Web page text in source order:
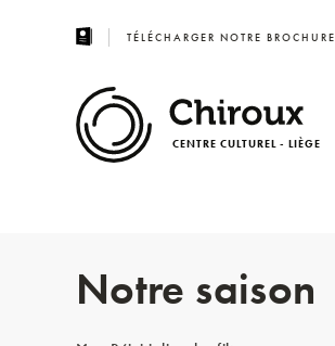
TÉLÉCHARGER NOTRE BROCHURE
CENTRE CULTUREL - LIÈGE
Notre saison